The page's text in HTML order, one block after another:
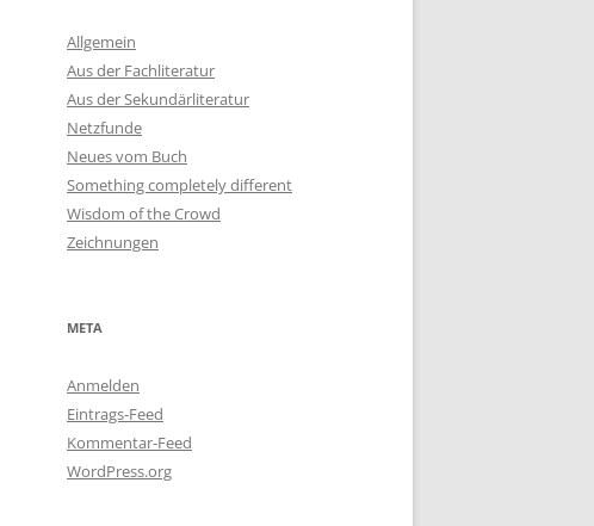
Allgemein
Aus der Fachliteratur
Aus der Sekundärliteratur
Netzfunde
Neues vom Buch
Something completely different
Wisdom of the Crowd
Zeichnungen
META
Anmelden
Eintrags-Feed
Kommentar-Feed
WordPress.org